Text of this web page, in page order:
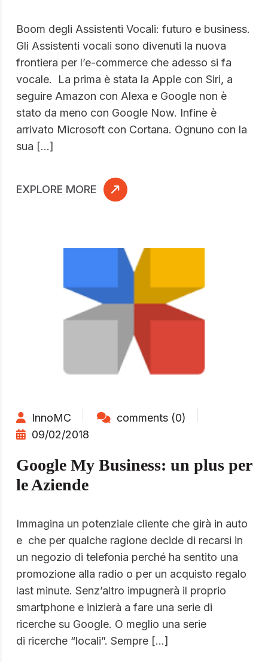
Boom degli Assistenti Vocali: futuro e business.
Gli Assistenti vocali sono divenuti la nuova
frontiera per l’e-commerce che adesso si fa
vocale. La prima è stata la Apple con Siri, a
seguire Amazon con Alexa e Google non è
stato da meno con Google Now. Infine è
arrivato Microsoft con Cortana. Ognuno con la
sua […]
EXPLORE MORE
InnoMC
comments (0)
09/02/2018
Google My Business: un plus per
le Aziende
Immagina un potenziale cliente che girà in auto
e che per qualche ragione decide di recarsi in
un negozio di telefonia perché ha sentito una
promozione alla radio o per un acquisto regalo
last minute. Senz’altro impugnerà il proprio
smartphone e inizierà a fare una serie di
ricerche su Google. O meglio una serie
di ricerche “locali”. Sempre […]